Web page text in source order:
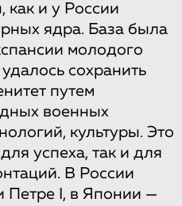
как и у России
ядра. База была
молодого
сохранить
путем
военных
культуры. Это
успеха, так и для
В России
Петре I, в Японии —